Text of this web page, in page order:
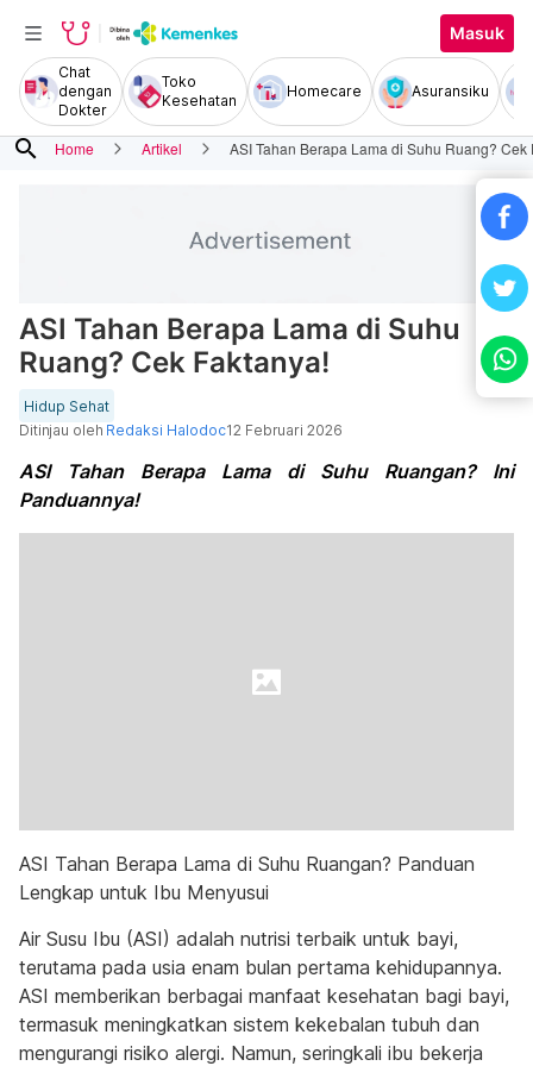
Masuk
Chat
dengan
Dokter
Toko
Kesehatan
Homecare Asuransiku
search Home Artikel ASI Tahan Berapa Lama di Suhu Ruang? Cek
ASI Tahan Berapa Lama di Suhu
Ruang? Cek Faktanya!
Hidup Sehat
Ditinjau oleh Redaksi Halodoc12 Februari 2026
ASI Tahan Berapa Lama di Suhu Ruangan? Ini
Panduannya!
ASI Tahan Berapa Lama di Suhu Ruangan? Panduan
Lengkap untuk Ibu Menyusui
Air Susu Ibu (ASI) adalah nutrisi terbaik untuk bayi,
terutama pada usia enam bulan pertama kehidupannya.
ASI memberikan berbagai manfaat kesehatan bagi bayi,
termasuk meningkatkan sistem kekebalan tubuh dan
mengurangi risiko alergi. Namun, seringkali ibu bekerja